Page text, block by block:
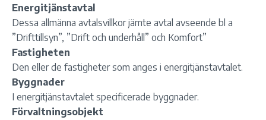
Energitjänstavtal
Dessa allmänna avtalsvillkor jämte avtal avseende bl a
”Drifttillsyn”, ”Drift och underhåll” och Komfort”
Fastigheten
Den eller de fastigheter som anges i energitjänstavtalet.
Byggnader
I energitjänstavtalet specificerade byggnader.
Förvaltningsobjekt